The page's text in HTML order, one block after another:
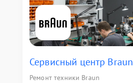
Сервисный центр Braun
Ремонт техники Braun